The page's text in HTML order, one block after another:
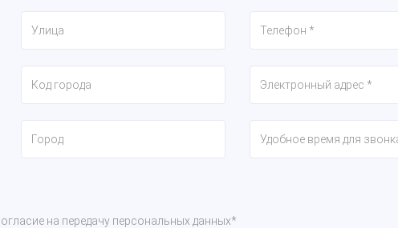
на передачу персональных данных*